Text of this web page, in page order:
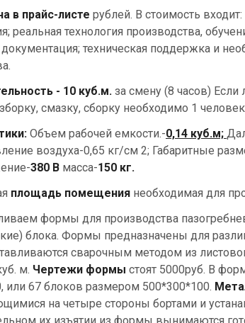
в прайс-листе рублей. В стоимость
реальная технология производства,
документация; техническая поддержка и
- 10 куб.м. за смену (8 часов) Если
смазку, сборку необходимо 1
Объем рабочей емкости.-0,14 куб.м;
воздуха-0,65 кг/см 2; Габаритные
380 В масса-150 кг.
площадь помещения необходимая для
формы для производства
блока. Формы предназначены для
сварочным методом из
м. Чертежи формы стоят 5000руб. В
или 67 блоков размером 500*300*100.
на четыре стороны бортами и